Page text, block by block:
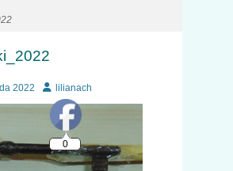
2022 Authorlilianach